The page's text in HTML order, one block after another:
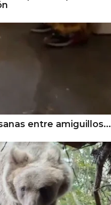
entre amiguillos...